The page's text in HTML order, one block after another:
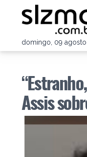
domingo, 09
Assis